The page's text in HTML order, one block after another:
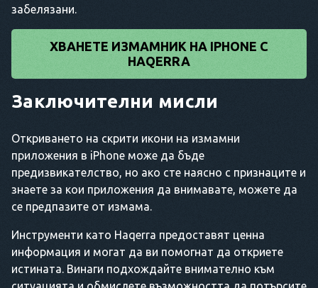
забелязани.
ХВАНЕТЕ ИЗМАМНИК НА IPHONE С
HAQERRA
Заключителни мисли
Откриването на скрити икони на измамни
приложения в iPhone може да бъде
предизвикателство, но ако сте наясно с признаците и
знаете за кои приложения да внимавате, можете да
се предпазите от измама.
Инструменти като Haqerra предоставят ценна
информация и могат да ви помогнат да откриете
истината. Винаги подхождайте внимателно към